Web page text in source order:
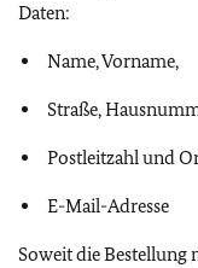
Daten:
Name, Vorname,
Straße,
Postleitzahl und
E-Mail-Adresse
Soweit die Bestellung